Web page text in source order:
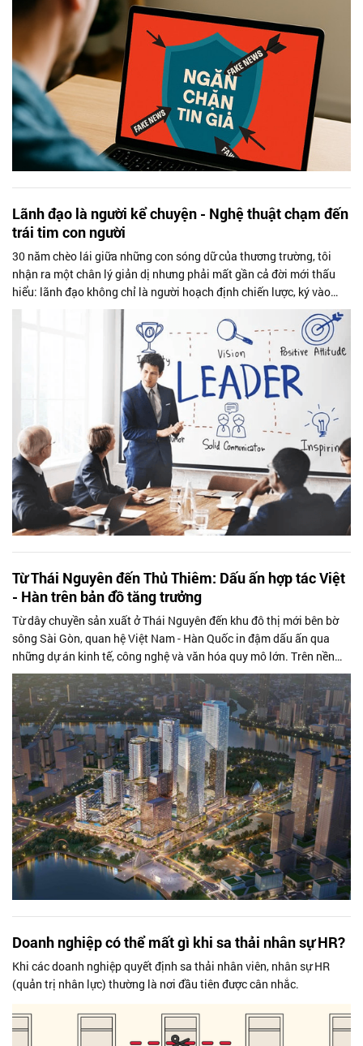
Lãnh đạo là người kể chuyện - Nghệ thuật chạm đến
trái tim con người
30 năm chèo lái giữa những con sóng dữ của thương trường, tôi
nhận ra một chân lý giản dị nhưng phải mất gần cả đời mới thấu
hiểu: lãnh đạo không chỉ là người hoạch định chiến lược, ký vào
những quyết...
Từ Thái Nguyên đến Thủ Thiêm: Dấu ấn hợp tác Việt
- Hàn trên bản đồ tăng trưởng
Từ dây chuyền sản xuất ở Thái Nguyên đến khu đô thị mới bên bờ
sông Sài Gòn, quan hệ Việt Nam - Hàn Quốc in đậm dấu ấn qua
những dự án kinh tế, công nghệ và văn hóa quy mô lớn. Trên nền
tảng đó, chuyến...
Doanh nghiệp có thể mất gì khi sa thải nhân sự HR?
Khi các doanh nghiệp quyết định sa thải nhân viên, nhân sự HR
(quản trị nhân lực) thường là nơi đầu tiên được cân nhắc.